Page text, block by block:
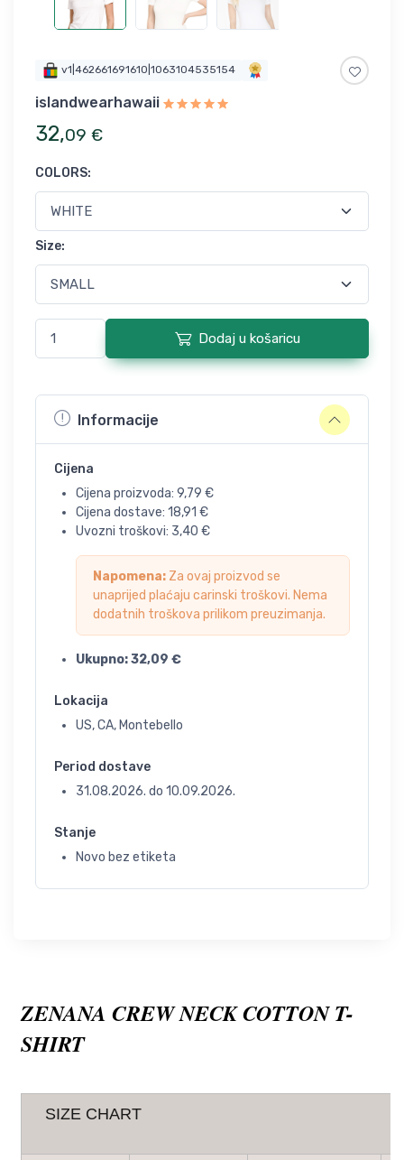
v1|462661691610|1063104535154
islandwearhawaii
32,09 €
COLORS:
Size:
Dodaj u košaricu
Informacije
Cijena
Cijena proizvoda: 9,79 €
Cijena dostave: 18,91 €
Uvozni troškovi: 3,40 €
Napomena: Za ovaj proizvod se
unaprijed plaćaju carinski troškovi. Nema
dodatnih troškova prilikom preuzimanja.
Ukupno:32,09 €
Lokacija
US, CA, Montebello
Period dostave
31.08.2026. do 10.09.2026.
Stanje
Novo bez etiketa